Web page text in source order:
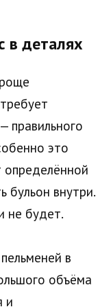
в деталях
правильного
это
определённой
бульон внутри.
не будет.
в
объёма
и